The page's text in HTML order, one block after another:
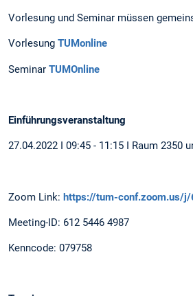
Vorlesung und Seminar müssen
Vorlesung TUMonline
Seminar TUMOnline
Einführungsveranstaltung
27.04.2022 I 09:45 - 11:15 I Raum 2350
Zoom Link: https://tum-conf.zoom.us/
Meeting-ID: 612 5446 4987
Kenncode: 079758